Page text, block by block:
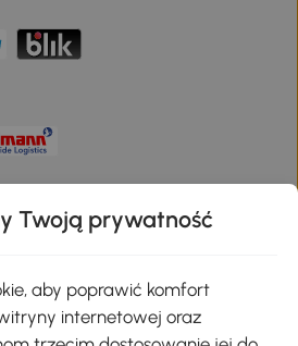
Twoją prywatność
aby poprawić komfort
internetowej oraz